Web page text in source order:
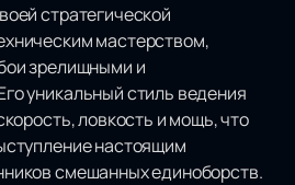
стратегической
мастерством,
зрелищными и
уникальный стиль ведения
ловкость и мощь, что
настоящим
смешанных единоборств.